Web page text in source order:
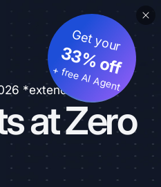
*extended
at Zero
Get your
33% off
+ free AI Agent